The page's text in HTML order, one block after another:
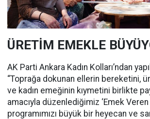
ÜRETİM EMEKLE
AK Parti Ankara Kadın Kolları’ndan
“Toprağa dokunan ellerin bereketini,
ve kadın emeğinin kıymetini birlikte
amacıyla düzenlediğimiz ‘Emek Veren
programımızı büyük bir heyecan ve